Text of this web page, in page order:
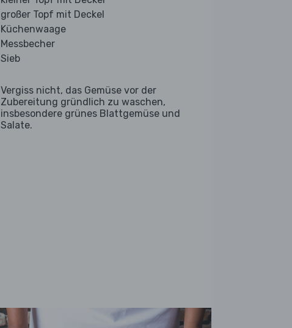
großer Topf mit Deckel
Küchenwaage
Messbecher
Sieb
Vergiss nicht, das Gemüse vor der
Zubereitung gründlich zu waschen,
insbesondere grünes Blattgemüse und
Salate.